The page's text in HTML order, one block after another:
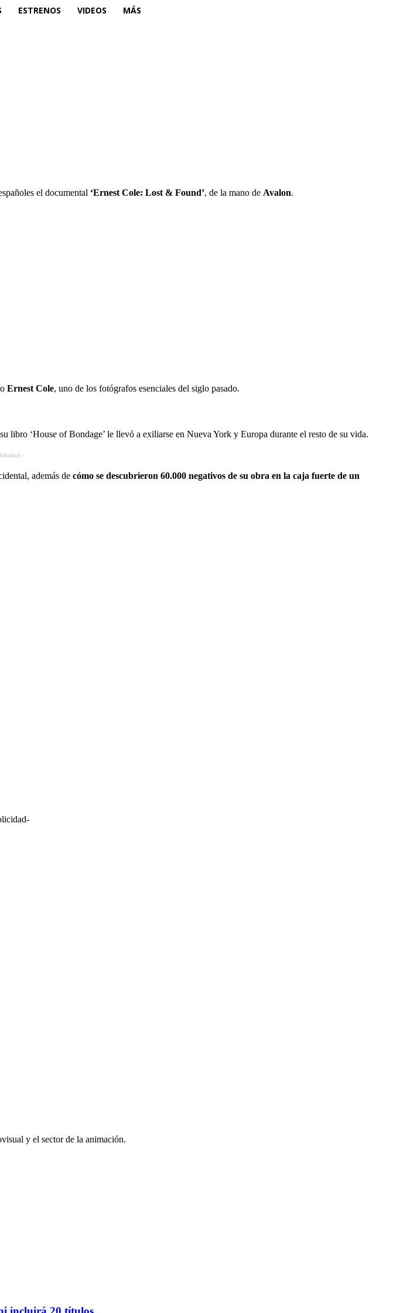
ESTRENOS VIDEOS MÁS
el documental ‘Ernest Cole: Lost & Found’, de la mano de Avalon.
Ernest Cole, uno de los fotógrafos esenciales del siglo pasado.
libro ‘House of Bondage’ le llevó a exiliarse en Nueva York y Europa durante el resto de su vida.
-
además de cómo se descubrieron 60.000 negativos de su obra en la caja fuerte de un
y el sector de la animación.